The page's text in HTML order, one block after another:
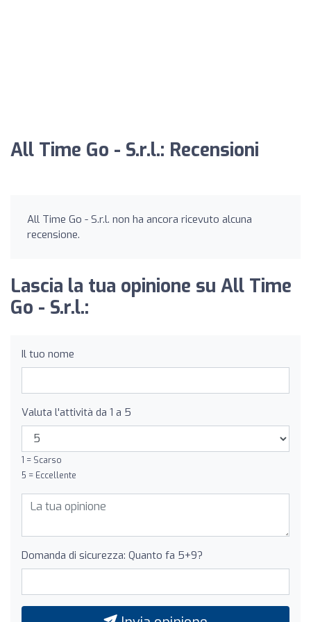
All Time Go - S.r.l.: Recensioni
All Time Go - S.r.l. non ha ancora ricevuto alcuna
recensione.
Lascia la tua opinione su All Time
Go - S.r.l.:
Il tuo nome
Valuta l'attività da 1 a 5
1 = Scarso
5 = Eccellente
Domanda di sicurezza: Quanto fa 5+9?